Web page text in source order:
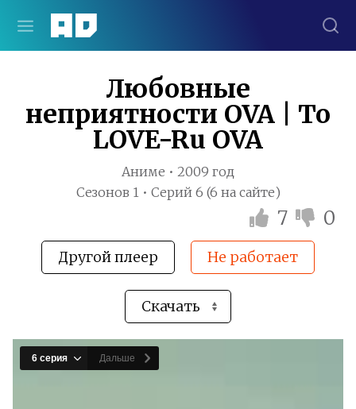
Любовные
неприятности OVA | To
LOVE-Ru OVA
Аниме • 2009 год
Сезонов 1 • Серий 6 (6 на сайте)
7 0
Другой плеер Не работает